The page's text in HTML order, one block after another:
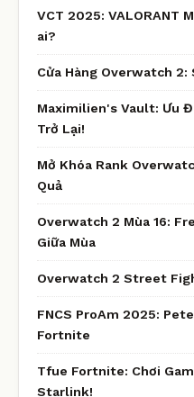
VCT 2025: VALORANT
ai?
Cửa Hàng Overwatch
Maximilien's Vault: Ưu
Trở Lại!
Mở Khóa Rank
Quả
Overwatch 2 Mùa 16:
Giữa Mùa
Overwatch 2 Street
FNCS ProAm 2025:
Fortnite
Tfue Fortnite: Chơi
Starlink!